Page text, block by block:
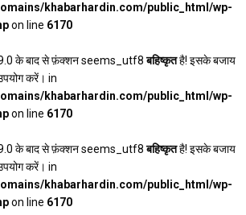
khabarhardin.com/public_html/wp-
on line 6170
के बाद से फ़ंक्शन seems_utf8बहिष्कृतहै! इसके बजाय
करें। in
khabarhardin.com/public_html/wp-
on line 6170
के बाद से फ़ंक्शन seems_utf8बहिष्कृतहै! इसके बजाय
करें। in
khabarhardin.com/public_html/wp-
on line 6170